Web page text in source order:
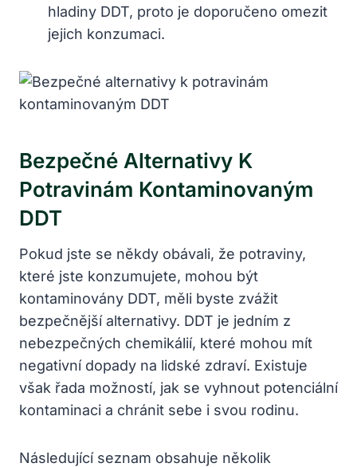
hladiny DDT, proto je doporučeno omezit
jejich konzumaci.
Bezpečné Alternativy K
Potravinám Kontaminovaným
DDT
Pokud jste se někdy obávali, že potraviny,
které jste konzumujete, mohou být
kontaminovány DDT, měli byste zvážit
bezpečnější alternativy. DDT je jedním z
nebezpečných chemikálií, které mohou mít
negativní dopady na lidské zdraví. Existuje
však řada možností, jak se vyhnout potenciální
kontaminaci a chránit sebe i svou rodinu.
Následující seznam obsahuje několik